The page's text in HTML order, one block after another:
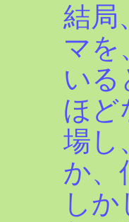
結局
マを
いる
ほど
場し
か、
しか